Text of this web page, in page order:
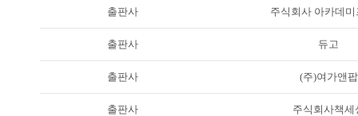
출판사 주식회사 아카데
출판사 듀고
출판사 (주)여가앤팝
출판사 주식회사책세